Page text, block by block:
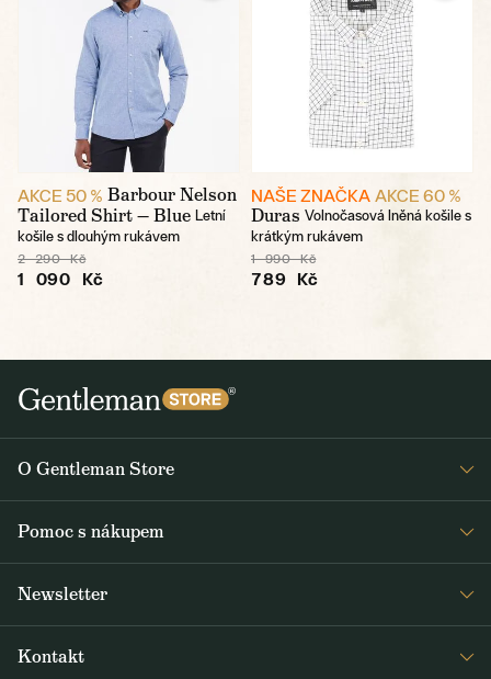
AKCE 50 % Barbour Nelson
Tailored Shirt — Blue Letní
košile s dlouhým rukávem
2 290 Kč
1 090 Kč
NAŠE ZNAČKA AKCE 60 %
Duras Volnočasová lněná košile s
krátkým rukávem
1 990 Kč
789 Kč
O Gentleman Store
Šití na míru
Pomoc s nákupem
Newsletter
speciálních nabídkách. Rozesíláme dvakrát až třikrát týdně.
Kontakt